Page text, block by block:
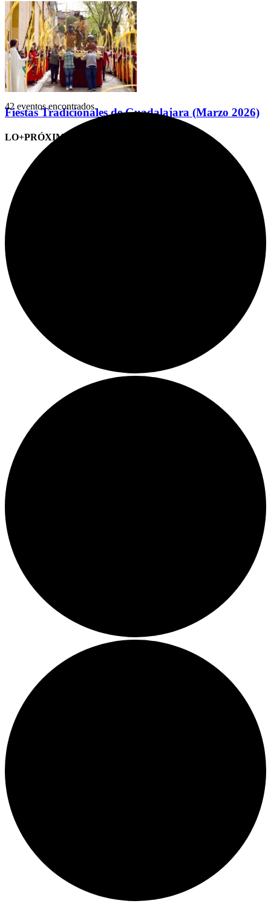
Fiestas Tradicionales de Guadalajara (Marzo 2026)
LO+PRÓXIMO (CITAS)
42 eventos encontrados.